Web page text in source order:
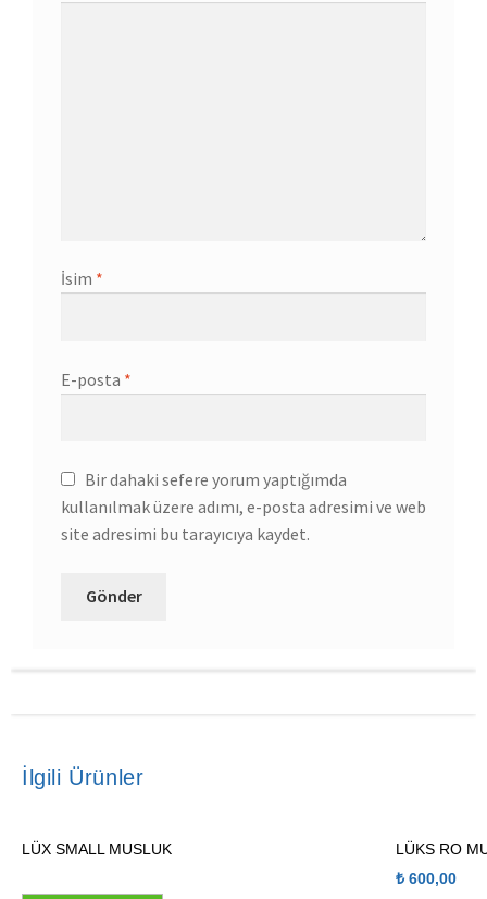
İsim *
E-posta *
Bir dahaki sefere yorum yaptığımda
kullanılmak üzere adımı, e-posta adresimi ve web
site adresimi bu tarayıcıya kaydet.
İlgili Ürünler
LÜX SMALL MUSLUK
LÜKS RO
₺ 600,00